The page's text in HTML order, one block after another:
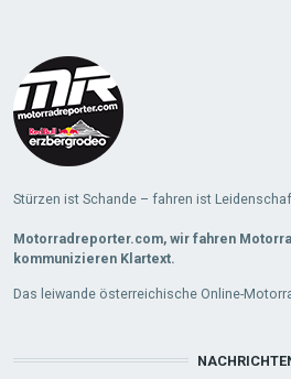
Stürzen ist Schande – fahren ist
Motorradreporter.com, wir fahren
kommunizieren Klartext.
Das leiwande österreichische Online-